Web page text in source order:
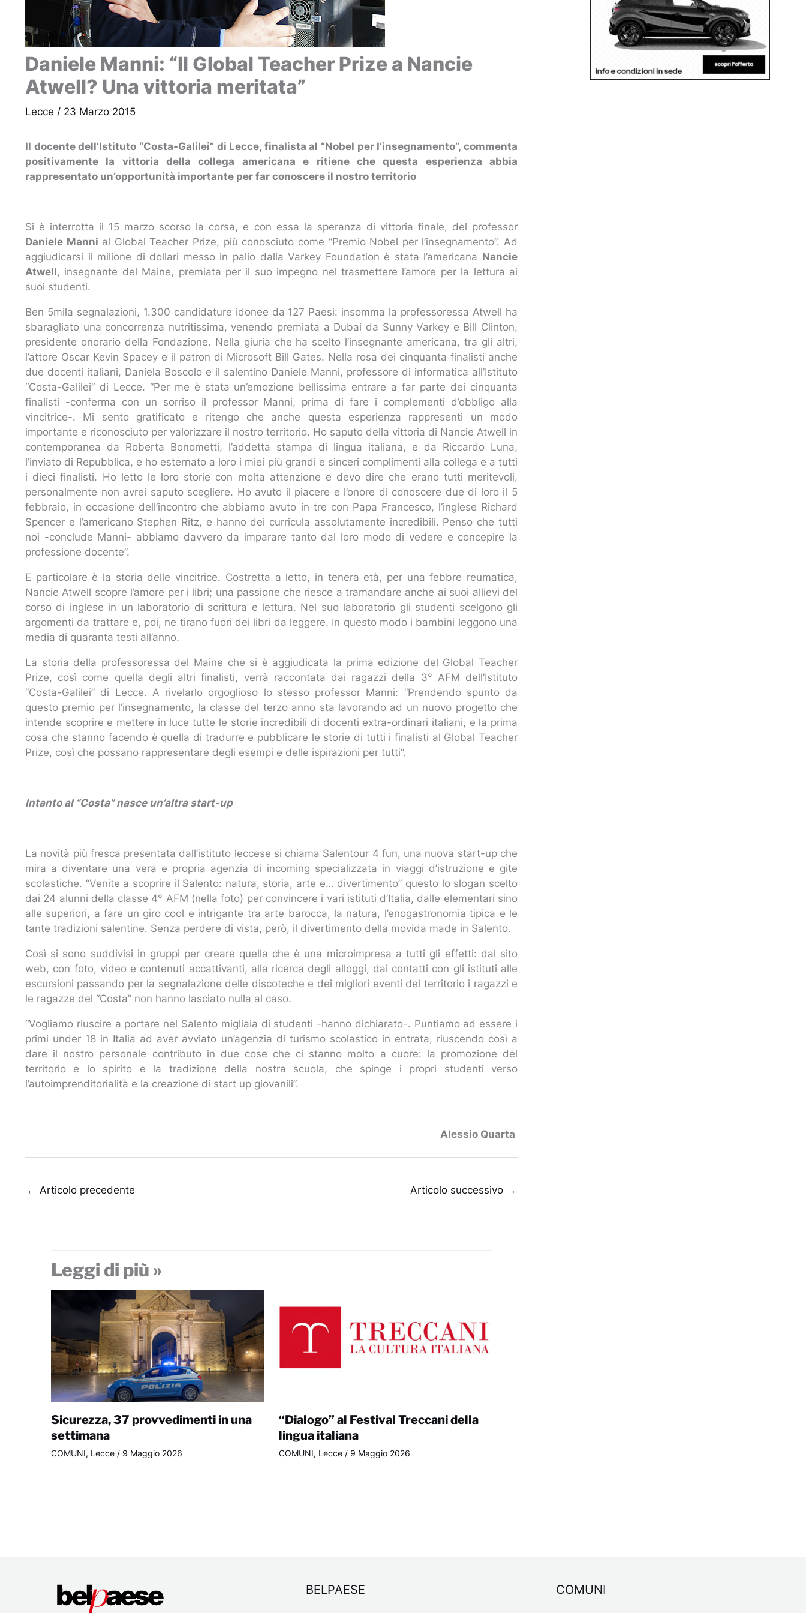
Daniele Manni: “Il Global Teacher Prize a Nancie
Atwell? Una vittoria meritata”
Lecce / 23 Marzo 2015
Il docente dell’Istituto “Costa-Galilei” di Lecce, finalista al “Nobel per l’insegnamento”, commenta
positivamente la vittoria della collega americana e ritiene che questa esperienza abbia
rappresentato un’opportunità importante per far conoscere il nostro territorio
Si è interrotta il 15 marzo scorso la corsa, e con essa la speranza di vittoria finale, del professor
Daniele Manni al Global Teacher Prize, più conosciuto come “Premio Nobel per l’insegnamento”. Ad
aggiudicarsi il milione di dollari messo in palio dalla Varkey Foundation è stata l’americana Nancie
Atwell, insegnante del Maine, premiata per il suo impegno nel trasmettere l’amore per la lettura ai
suoi studenti.
Ben 5mila segnalazioni, 1.300 candidature idonee da 127 Paesi: insomma la professoressa Atwell ha
sbaragliato una concorrenza nutritissima, venendo premiata a Dubai da Sunny Varkey e Bill Clinton,
presidente onorario della Fondazione. Nella giuria che ha scelto l’insegnante americana, tra gli altri,
l’attore Oscar Kevin Spacey e il patron di Microsoft Bill Gates. Nella rosa dei cinquanta finalisti anche
due docenti italiani, Daniela Boscolo e il salentino Daniele Manni, professore di informatica all’Istituto
“Costa-Galilei” di Lecce. “Per me è stata un’emozione bellissima entrare a far parte dei cinquanta
finalisti -conferma con un sorriso il professor Manni, prima di fare i complementi d’obbligo alla
vincitrice-. Mi sento gratificato e ritengo che anche questa esperienza rappresenti un modo
importante e riconosciuto per valorizzare il nostro territorio. Ho saputo della vittoria di Nancie Atwell in
contemporanea da Roberta Bonometti, l’addetta stampa di lingua italiana, e da Riccardo Luna,
l’inviato di Repubblica, e ho esternato a loro i miei più grandi e sinceri complimenti alla collega e a tutti
i dieci finalisti. Ho letto le loro storie con molta attenzione e devo dire che erano tutti meritevoli,
personalmente non avrei saputo scegliere. Ho avuto il piacere e l’onore di conoscere due di loro il 5
febbraio, in occasione dell’incontro che abbiamo avuto in tre con Papa Francesco, l’inglese Richard
Spencer e l’americano Stephen Ritz, e hanno dei curricula assolutamente incredibili. Penso che tutti
noi -conclude Manni- abbiamo davvero da imparare tanto dal loro modo di vedere e concepire la
professione docente”.
E particolare è la storia delle vincitrice. Costretta a letto, in tenera età, per una febbre reumatica,
Nancie Atwell scopre l’amore per i libri; una passione che riesce a tramandare anche ai suoi allievi del
corso di inglese in un laboratorio di scrittura e lettura. Nel suo laboratorio gli studenti scelgono gli
argomenti da trattare e, poi, ne tirano fuori dei libri da leggere. In questo modo i bambini leggono una
media di quaranta testi all’anno.
La storia della professoressa del Maine che si è aggiudicata la prima edizione del Global Teacher
Prize, così come quella degli altri finalisti, verrà raccontata dai ragazzi della 3° AFM dell’Istituto
“Costa-Galilei” di Lecce. A rivelarlo orgoglioso lo stesso professor Manni: “Prendendo spunto da
questo premio per l’insegnamento, la classe del terzo anno sta lavorando ad un nuovo progetto che
intende scoprire e mettere in luce tutte le storie incredibili di docenti extra-ordinari italiani, e la prima
cosa che stanno facendo è quella di tradurre e pubblicare le storie di tutti i finalisti al Global Teacher
Prize, così che possano rappresentare degli esempi e delle ispirazioni per tutti”.
Intanto al “Costa” nasce un’altra start-up
La novità più fresca presentata dall’istituto leccese si chiama Salentour 4 fun, una nuova start-up che
mira a diventare una vera e propria agenzia di incoming specializzata in viaggi d’istruzione e gite
scolastiche. “Venite a scoprire il Salento: natura, storia, arte e… divertimento” questo lo slogan scelto
dai 24 alunni della classe 4° AFM (nella foto) per convincere i vari istituti d’Italia, dalle elementari sino
alle superiori, a fare un giro cool e intrigante tra arte barocca, la natura, l’enogastronomia tipica e le
tante tradizioni salentine. Senza perdere di vista, però, il divertimento della movida made in Salento.
Così si sono suddivisi in gruppi per creare quella che è una microimpresa a tutti gli effetti: dal sito
web, con foto, video e contenuti accattivanti, alla ricerca degli alloggi, dai contatti con gli istituti alle
escursioni passando per la segnalazione delle discoteche e dei migliori eventi del territorio i ragazzi e
le ragazze del “Costa” non hanno lasciato nulla al caso.
“Vogliamo riuscire a portare nel Salento migliaia di studenti -hanno dichiarato-. Puntiamo ad essere i
primi under 18 in Italia ad aver avviato un’agenzia di turismo scolastico in entrata, riuscendo così a
dare il nostro personale contributo in due cose che ci stanno molto a cuore: la promozione del
territorio e lo spirito e la tradizione della nostra scuola, che spinge i propri studenti verso
l’autoimprenditorialità e la creazione di start up giovanili”.
Alessio Quarta
← Articolo precedente Articolo successivo →
Leggi di più »
Sicurezza, 37 provvedimenti in una
settimana
COMUNI, Lecce/ 9 Maggio 2026
“Dialogo” al Festival Treccani della
lingua italiana
COMUNI, Lecce / 9 Maggio 2026
BELPAESE COMUNI